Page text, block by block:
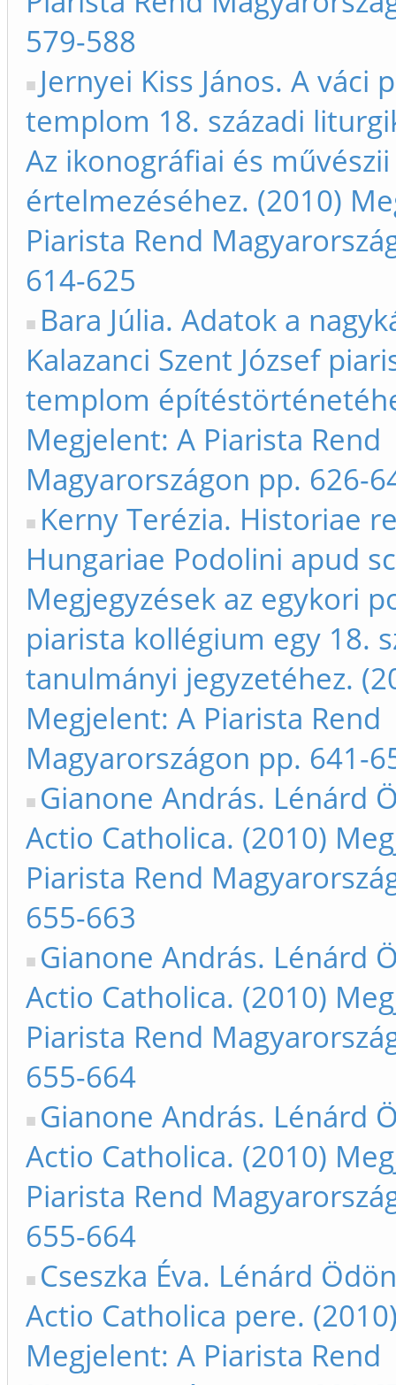
579-588
Jernyei Kiss János. A váci
templom 18. századi
Az ikonográfiai és
értelmezéséhez. (2010)
Piarista Rend
614-625
Bara Júlia. Adatok a
Kalazanci Szent József
templom
Megjelent: A Piarista Rend
Magyarországon pp. 626-
Kerny Terézia. Historiae
Hungariae Podolini apud
Megjegyzések az egykori
piarista kollégium egy 18.
tanulmányi jegyzetéhez.
Megjelent: A Piarista Rend
Magyarországon pp. 641-
Gianone András. Lénárd
Actio Catholica. (2010)
Piarista Rend
655-663
Gianone András. Lénárd
Actio Catholica. (2010)
Piarista Rend
655-664
Gianone András. Lénárd
Actio Catholica. (2010)
Piarista Rend
655-664
Cseszka Éva. Lénárd
Actio Catholica pere.
Megjelent: A Piarista Rend